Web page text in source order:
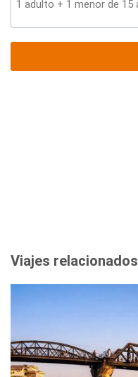
Viajes relacionados